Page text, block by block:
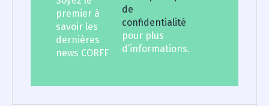
premier à
savoir les
dernières
news CORFF
de
confidentialité
pour plus
d’informations.